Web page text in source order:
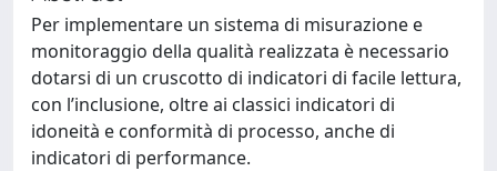
Per implementare un sistema di misurazione e
monitoraggio della qualità realizzata è necessario
dotarsi di un cruscotto di indicatori di facile lettura,
con l’inclusione, oltre ai classici indicatori di
idoneità e conformità di processo, anche di
indicatori di performance.